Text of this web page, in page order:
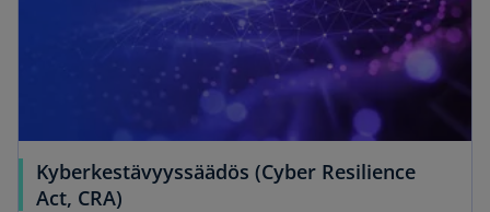
Kyberkestävyyssäädös (Cyber Resilience
Act, CRA)